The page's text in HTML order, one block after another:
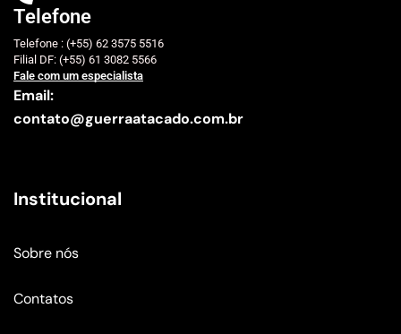
Telefone
Telefone : (+55) 62 3575 5516
Filial DF: (+55) 61 3082 5566
Fale com um especialista
Email:
contato@guerraatacado.com.br
Institucional
Sobre nós
Contatos